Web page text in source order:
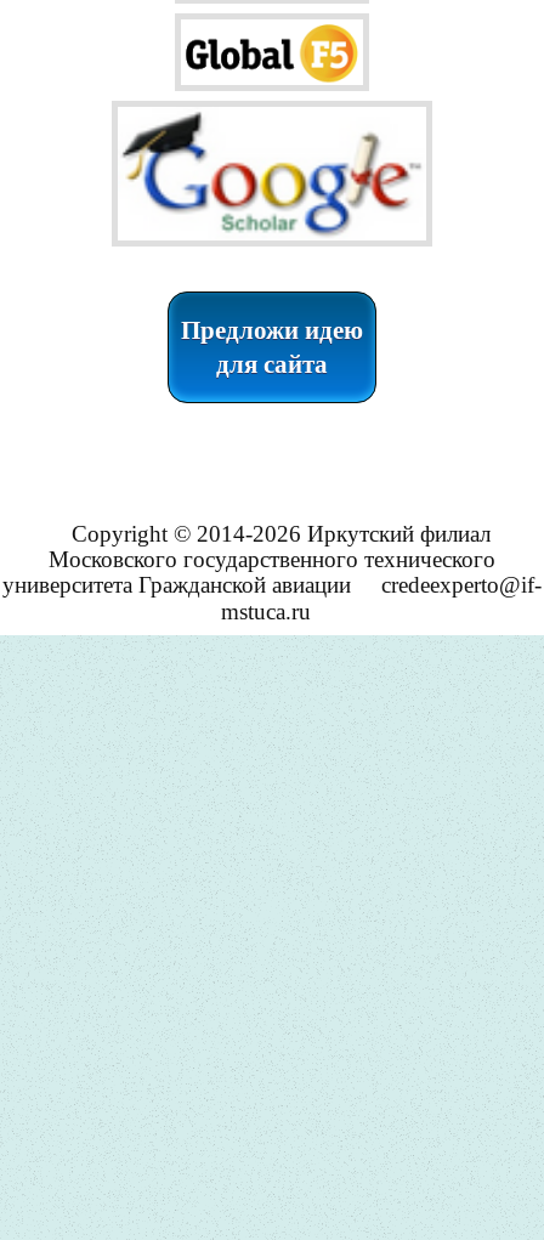
Предложи идею
для сайта
Copyright © 2014-2026 Иркутский филиал
Московского государственного технического
университета Гражданской авиации
credeexperto@if-
mstuca.ru